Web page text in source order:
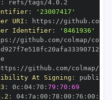
:
:
'23007417'
URI : https :
Identifier:
'8461936'
: //github.com/colmap/
:
At Signing :
: 0c : 04: 70 : 79:70:69
: 04: 7a : 00 : 78 : 00 : 76 : 00 : dd